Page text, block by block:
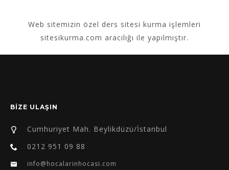
Web sitemizin özel ders sitesi kurma işlemleri
sitesikurma.com aracılığı ile yapılmıştır.
BİZE ULAŞIN
Cumhuriyet Mah. Beylikdüzü/İstanbul
0212 951 09 88
info@hocalarinhocasi.com